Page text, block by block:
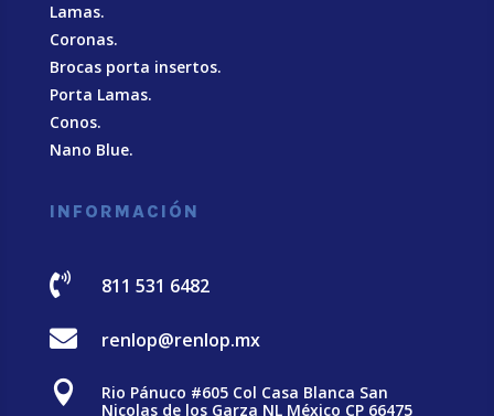
Lamas.
Coronas.
Brocas porta insertos.
Porta Lamas.
Conos.
Nano Blue.
INFORMACIÓN
 811 531 6482
 renlop@renlop.mx

Rio Pánuco #605 Col Casa Blanca San
Nicolas de los Garza NL México CP 66475